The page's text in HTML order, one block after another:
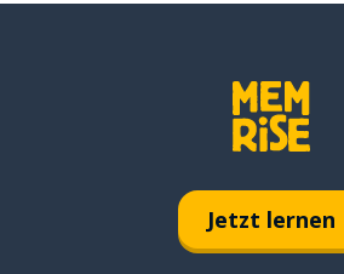
Jetzt lernen